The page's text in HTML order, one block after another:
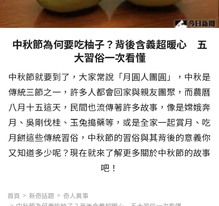
中秋節為何要吃柚子？背後含義超暖心 五
大習俗一次看懂
中秋節就要到了，大家常說「月圓人團圓」，中秋是
傳統三節之一，許多人都會回家與親友團聚，而農曆
八月十五這天，民間也流傳著許多故事，像是嫦娥奔
月、吳剛伐桂、玉兔搗藥等，或是全家一起賞月、吃
月餅這些傳統習俗，中秋節的習俗與其背後的意義你
又知道多少呢？現在就來了解更多關於中秋節的故事
吧！
首頁 新奇話題
奇人異事